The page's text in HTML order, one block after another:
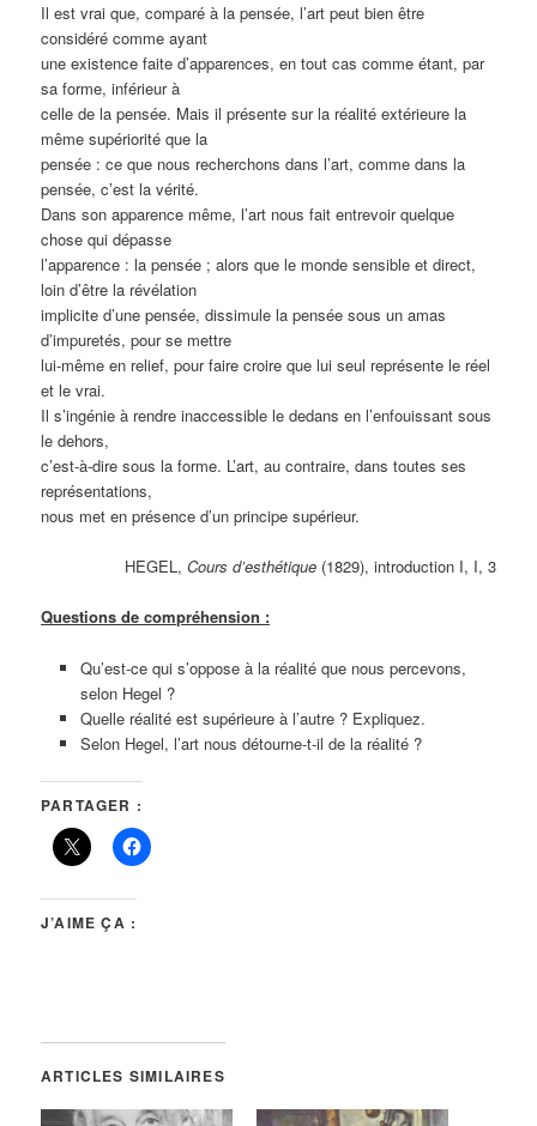
Il est vrai que, comparé à la pensée, l’art peut bien être
considéré comme ayant
une existence faite d’apparences, en tout cas comme étant, par
sa forme, inférieur à
celle de la pensée. Mais il présente sur la réalité extérieure la
même supériorité que la
pensée : ce que nous recherchons dans l’art, comme dans la
pensée, c’est la vérité.
Dans son apparence même, l’art nous fait entrevoir quelque
chose qui dépasse
l’apparence : la pensée ; alors que le monde sensible et direct,
loin d’être la révélation
implicite d’une pensée, dissimule la pensée sous un amas
d’impuretés, pour se mettre
lui-même en relief, pour faire croire que lui seul représente le réel
et le vrai.
Il s’ingénie à rendre inaccessible le dedans en l’enfouissant sous
le dehors,
c’est-à-dire sous la forme. L’art, au contraire, dans toutes ses
représentations,
nous met en présence d’un principe supérieur.
HEGEL, Cours d’esthétique(1829), introduction I, I, 3
Questions de compréhension :
Qu’est-ce qui s’oppose à la réalité que nous percevons,
selon Hegel ?
Quelle réalité est supérieure à l’autre ? Expliquez.
Selon Hegel, l’art nous détourne-t-il de la réalité ?
PARTAGER :
J’AIME ÇA :
ARTICLES SIMILAIRES